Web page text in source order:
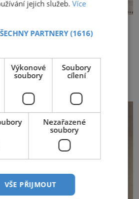
dekádu
projekt Král vín ve svém již
představil nejlepší domácí
porota z celkem 1260
vzorků od 157 vinařů. Král vín, který se – i pře
jejich služeb.Více
PARTNERY(1616)
Výkonové
soubory
Soubory
cílení
Nezařazené
soubory
VŠE PŘIJMOUT